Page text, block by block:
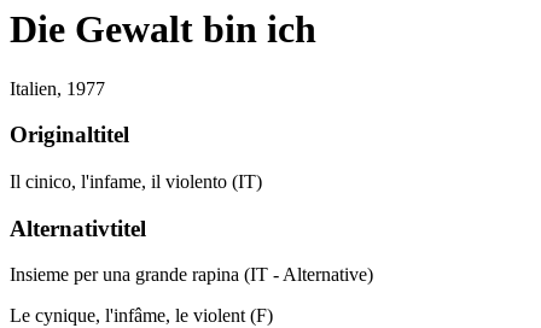
Die Gewalt bin ich
Italien, 1977
Originaltitel
Il cinico, l'infame, il violento (IT)
Alternativtitel
Insieme per una grande rapina (IT - Alternative)
Le cynique, l'infâme, le violent (F)